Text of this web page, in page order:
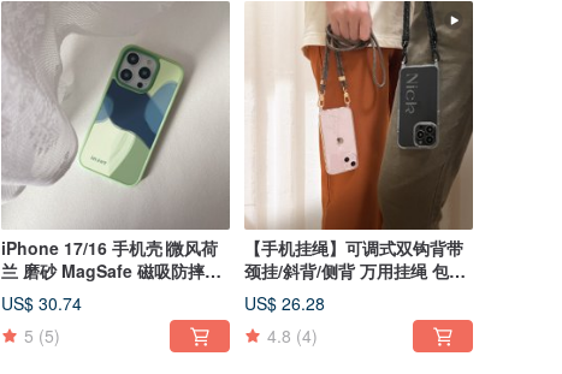
iPhone 17/16 手机壳∣微风荷
兰 磨砂 MagSafe 磁吸防摔手
机壳
US$ 30.74
5 (5)
【手机挂绳】可调式双钩背带
颈挂/斜背/侧背 万用挂绳 包包
背带
US$ 26.28
4.8 (4)